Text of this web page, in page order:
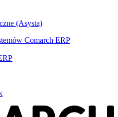
(Asysta)
Comarch ERP